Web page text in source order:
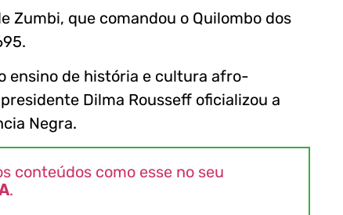
Zumbi, que comandou o Quilombo dos
ensino de história e cultura afro-
Dilma Rousseff oficializou a
Negra.
conteúdos como esse no seu
.